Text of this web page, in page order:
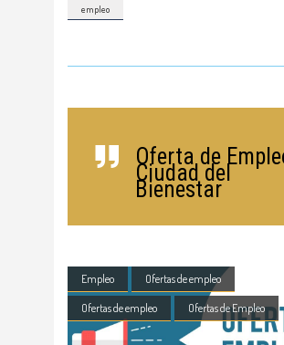
empleo
Oferta de
Ciudad del
Bienestar
Empleo Ofertas de empleo
Ofertas de empleo Ofertas de Empleo